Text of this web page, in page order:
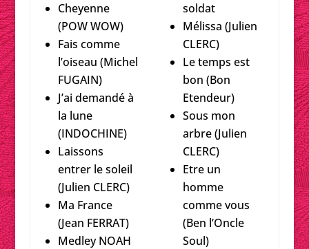
Cheyenne
(POW WOW)
Fais comme
l’oiseau (Michel
FUGAIN)
J’ai demandé à
la lune
(INDOCHINE)
Laissons
entrer le soleil
(Julien CLERC)
Ma France
(Jean FERRAT)
Medley NOAH
soldat
Mélissa (Julien
CLERC)
Le temps est
bon (Bon
Etendeur)
Sous mon
arbre (Julien
CLERC)
Etre un
homme
comme vous
(Ben l’Oncle
Soul)